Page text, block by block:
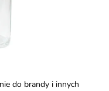
do brandy i innych